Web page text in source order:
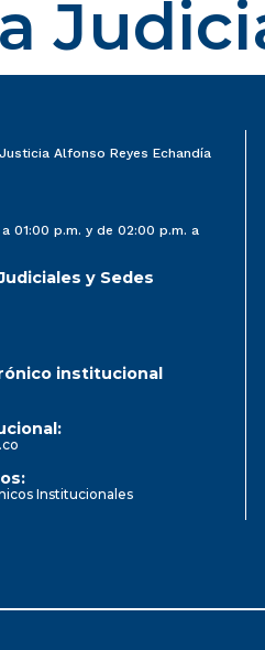
Alfonso Reyes Echandía
01:00 p.m. y de 02:00 p.m. a
y Sedes
institucional
Institucionales